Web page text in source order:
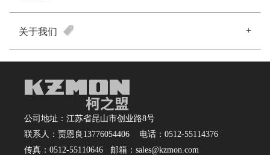
关于我们 +
公司地址：江苏省昆山市创业路8号
联系人：贾恩良13776054406 电话：0512-55114376
传真：0512-55110646 邮箱：sales@kzmon.com